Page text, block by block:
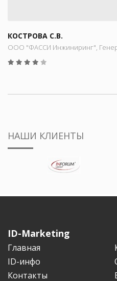
КОСТРОВА С.В.
ООО "ФАССИ Инжиниринг",
НАШИ КЛИЕНТЫ
ID-Marketing
Главная
ID-инфо
Контакты